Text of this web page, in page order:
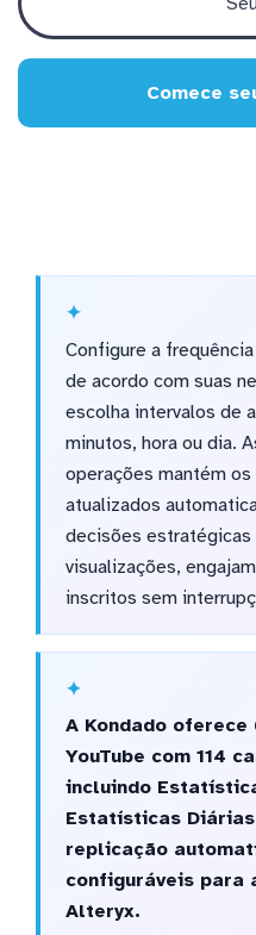
Comece
Configure a
de acordo com suas
escolha intervalos de
minutos, hora ou dia.
operações mantém
atualizados
decisões estratégicas
visualizações,
inscritos sem
A Kondado
YouTube com 114
incluindo
Estatísticas
replicação
configuráveis para
Alteryx.